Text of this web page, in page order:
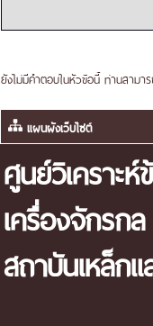
ยังไม่มีคำตอบในหัวข้อนี้ ท่านสาม
แผนผังเว็บไซต์
ศูนย์วิเคราะ
เครื่องจักรกล
สถาบันเหล็กแ